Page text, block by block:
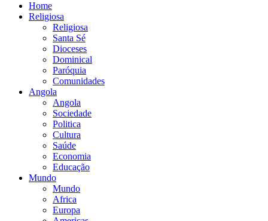
Home
Religiosa
Religiosa
Santa Sé
Dioceses
Dominical
Paróquia
Comunidades
Angola
Angola
Sociedade
Politica
Cultura
Saúde
Economia
Educação
Mundo
Mundo
Africa
Europa